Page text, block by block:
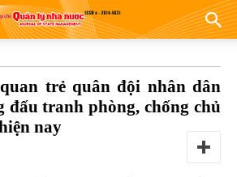
trẻ quân đội nhân dân
đấu tranh phòng, chống chủ
nay